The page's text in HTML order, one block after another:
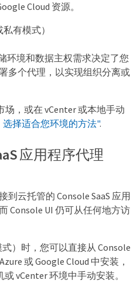
Cloud 资源。
有模式）
环境和数据主权需求决定了您
多个代理，以实现组织分离或
场，或在 vCenter 或本地手动
择适合您环境的方法".
应用程序代理
云托管的 Console SaaS 应用
Console UI 仍可从任何地方访
）时，您可以直接从 Console
或 Google Cloud 中安装，
vCenter 环境中手动安装。